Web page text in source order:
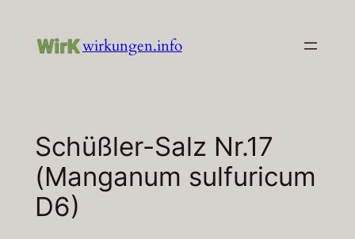
Inhalt
wirkungen.info
Schüßler-Salz Nr.17
(Manganum sulfuricum
D6)